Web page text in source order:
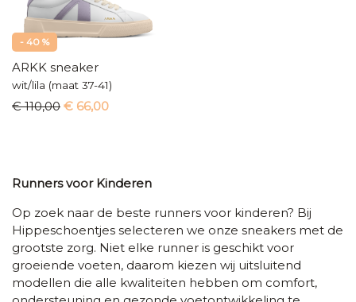
- 40 %
ARKK sneaker
wit/lila (maat 37-41)
€ 110,00 € 66,00
Runners voor Kinderen
Op zoek naar de beste runners voor kinderen? Bij
Hippeschoentjes selecteren we onze sneakers met de
grootste zorg. Niet elke runner is geschikt voor
groeiende voeten, daarom kiezen wij uitsluitend
modellen die alle kwaliteiten hebben om comfort,